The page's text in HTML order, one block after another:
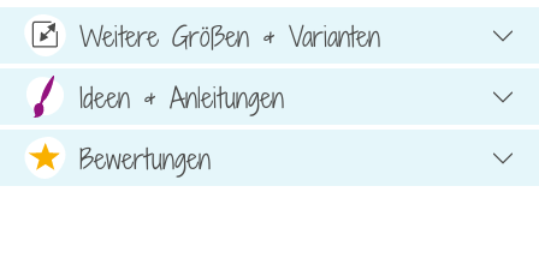
Weitere Größen & Varianten
Ideen & Anleitungen
Bewertungen